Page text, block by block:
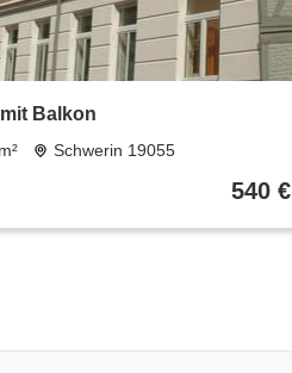
Balkon
Schwerin 19055
540 €